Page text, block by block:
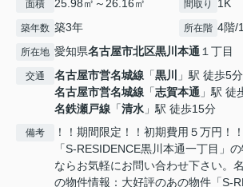
面積 25.98㎡～26.16㎡ 間取り 1K
築年数 築3年 所在階 4階/
所在地 愛知県名古屋市北区黒川本通 １丁目
交通 名古屋市営名城線 「黒川
」駅 徒歩5分
名古屋市営名城線 「志賀本通 」駅 徒
名鉄瀬戸線 「清水 」駅 徒歩15分
備考
！！期間限定！！初期費用５万円！！
「S-RESIDENCE黒川本通一丁目」
ならお気軽にお問い合わせ下さい。
の物件情報：大好評のあの物件「S-